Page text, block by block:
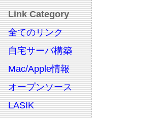
Link Category
全てのリンク
自宅サーバ構築
Mac/Apple情報
オープンソース
LASIK